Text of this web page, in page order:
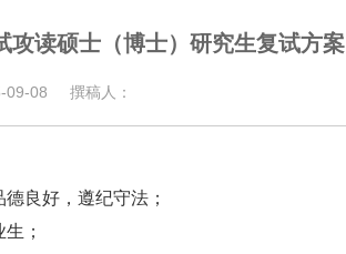
攻读硕士（博士）研究生复试方案
09-08 撰稿人：
良好，遵纪守法；
；